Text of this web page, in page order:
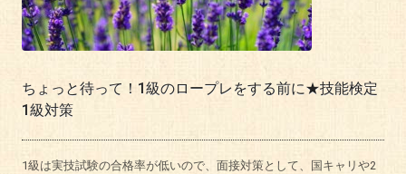
ちょっと待って！1級のロープレをする前に★技能検定
1級対策
1級は実技試験の合格率が低いので、面接対策として、国キャリや2